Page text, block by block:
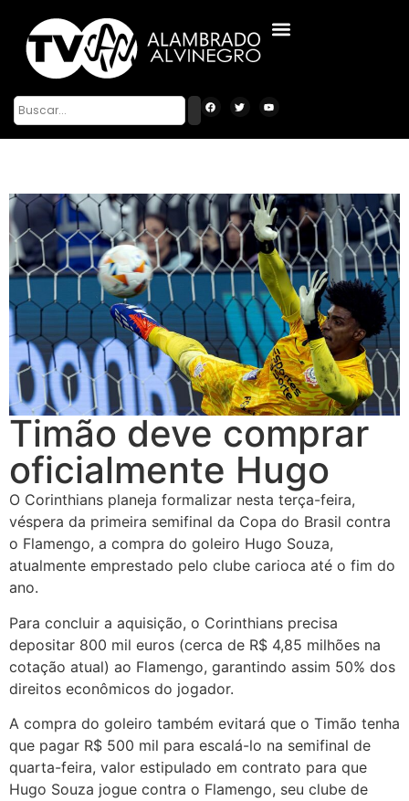
Timão deve comprar
oficialmente Hugo
O Corinthians planeja formalizar nesta terça-feira,
véspera da primeira semifinal da Copa do Brasil contra
o Flamengo, a compra do goleiro Hugo Souza,
atualmente emprestado pelo clube carioca até o fim do
ano.
Para concluir a aquisição, o Corinthians precisa
depositar 800 mil euros (cerca de R$ 4,85 milhões na
cotação atual) ao Flamengo, garantindo assim 50% dos
direitos econômicos do jogador.
A compra do goleiro também evitará que o Timão tenha
que pagar R$ 500 mil para escalá-lo na semifinal de
quarta-feira, valor estipulado em contrato para que
Hugo Souza jogue contra o Flamengo, seu clube de